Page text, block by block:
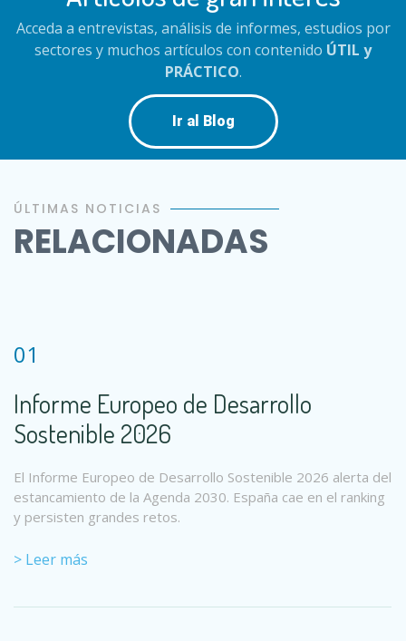
Acceda a entrevistas, análisis de informes, estudios por
sectores y muchos artículos con contenido ÚTIL y
PRÁCTICO.
Ir al Blog
ÚLTIMAS NOTICIAS
RELACIONADAS
01
Informe Europeo de Desarrollo
Sostenible 2026
El Informe Europeo de Desarrollo Sostenible 2026 alerta del
estancamiento de la Agenda 2030. España cae en el ranking
y persisten grandes retos.
> Leer más